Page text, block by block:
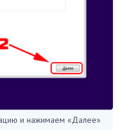
и нажимаем «Далее»